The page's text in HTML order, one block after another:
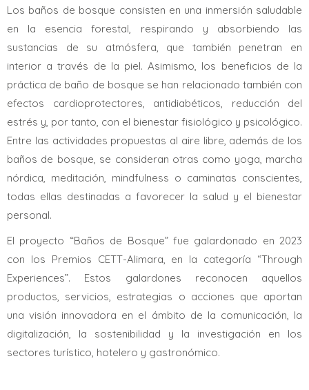
Los baños de bosque consisten en una inmersión saludable
en la esencia forestal, respirando y absorbiendo las
sustancias de su atmósfera, que también penetran en
interior a través de la piel. Asimismo, los beneficios de la
práctica de baño de bosque se han relacionado también con
efectos cardioprotectores, antidiabéticos, reducción del
estrés y, por tanto, con el bienestar fisiológico y psicológico.
Entre las actividades propuestas al aire libre, además de los
baños de bosque, se consideran otras como yoga, marcha
nórdica, meditación, mindfulness o caminatas conscientes,
todas ellas destinadas a favorecer la salud y el bienestar
personal.
El proyecto “Baños de Bosque” fue galardonado en 2023
con los Premios CETT-Alimara, en la categoría “Through
Experiences”. Estos galardones reconocen aquellos
productos, servicios, estrategias o acciones que aportan
una visión innovadora en el ámbito de la comunicación, la
digitalización, la sostenibilidad y la investigación en los
sectores turístico, hotelero y gastronómico.